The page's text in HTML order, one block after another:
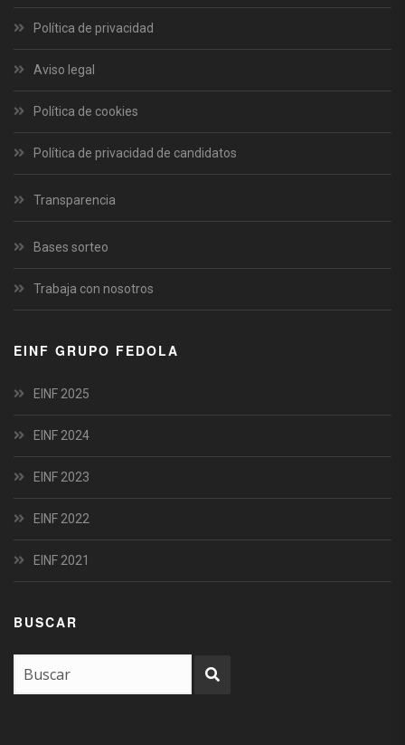
Política de privacidad
Aviso legal
Política de cookies
Política de privacidad de candidatos
Transparencia
Bases sorteo
Trabaja con nosotros
EINF GRUPO FEDOLA
EINF 2025
EINF 2024
EINF 2023
EINF 2022
EINF 2021
BUSCAR